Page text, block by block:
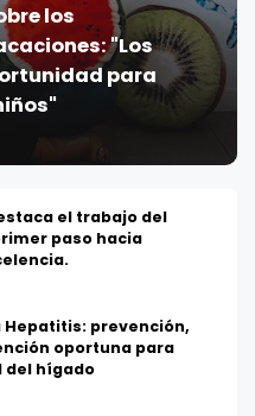
los
"Los
para
el trabajo del
paso hacia
Hepatitis: prevención,
oportuna para
del hígado